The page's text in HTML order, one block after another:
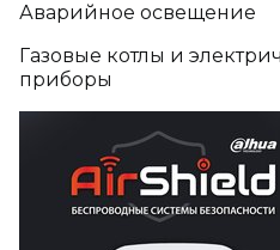
Аварийное освещение
Газовые котлы и
приборы